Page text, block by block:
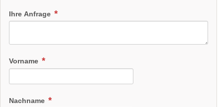
Ihre Anfrage
Vorname
Nachname